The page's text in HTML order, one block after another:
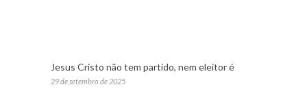
Jesus Cristo não tem partido, nem eleitor é
29 de setembro de 2025